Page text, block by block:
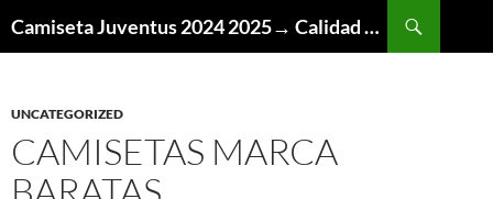
Camiseta Juventus 2024 2025→ Calidad Thai AAA
UNCATEGORIZED
CAMISETAS MARCA